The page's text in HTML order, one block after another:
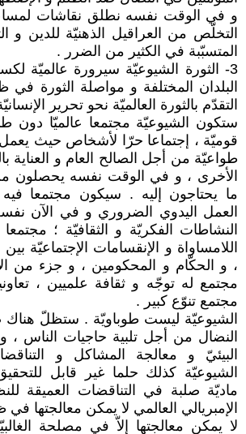
و في الوقت نفسه نطلق نقاشات
التخلّص من العراقيل الذهنيّة للدين و
المتسبّبة في الكثير من الضرر .
3- الثورة الشيوعيّة سيرورة عالميّة
البلدان المختلفة و مواصلة الثورة في
التقدّم بالثورة العالميّة نحو تحرير
ستكون الشيوعيّة مجتمعا عالميّا دون
قوميّة ، إجتماعا حرّا لأشخاص حيث
طواعيّة من أجل الصالح العام و العناية
الأخرى ، و في الوقت نفسه يحصلون
ما يحتاجون إليه . سيكون مجتمعا فيه
العمل اليدوي الضروري و في الآن
النشاطات الفكريّة و الثقافيّة ؛
اللامساواة و الإنقسامات الإجتماعيّة
، و الحكّام و المحكومين ، و جزء من
مجتمع له توجّه و ثقافة علميين ،
مجتمع تنوّع كبير .
الشيوعيّة ليست طوباويّة . ستظلّ
النضال من أجل تلبية حاجيات الناس ، و
البيئيّ و معالجة المشاكل و
الشيوعيّة كذلك حلما غير قابل
ماديّة صلبة في التناقضات العميقة
الإمبريالي العالمي لا يمكن معالجتها
لا يمكن معالجتها إلاّ في مصلحة